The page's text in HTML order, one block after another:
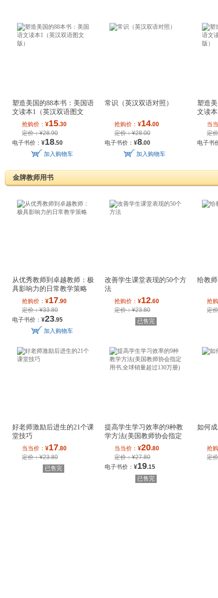
塑造美国的88本书：美国语
文读本1（英汉双语图文
版）抢购价： ¥15.30
定价：¥28.90
电子书价： ¥18.50
加入购物车
常识（英汉双语对照）
抢购价： ¥14.00
定价：¥28.00
电子书价： ¥8.00
加入购物车
塑造
文读
版）当
定
电子书
金牌教师用书
从优秀教师到卓越教师：极
具影响力的日常教学策略
抢购价： ¥17.90
定价：¥33.80
电子书价： ¥23.95
加入购物车
改善学生课堂表现的50个方
法
抢购价： ¥12.60
定价：¥23.80
已售完
给教
抢
定
好老师激励后进生的21个课
堂技巧
当当价： ¥17.80
定价：¥23.80
已售完
提高学生学习效率的9种教
学方法(美国教师协会指定
用书,全球销量
当当价： ¥20.80
定价：¥27.80
电子书价： ¥19.15
已售完
如何
抢
定